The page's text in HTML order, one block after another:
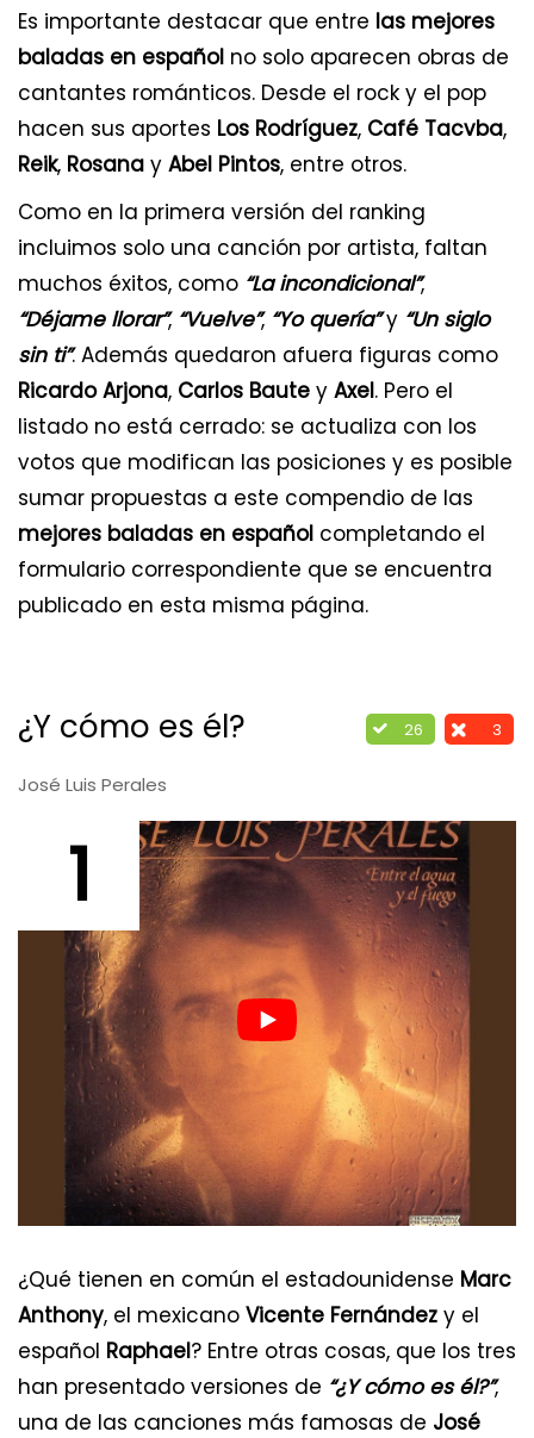
Es importante destacar que entre las mejores
baladas en español no solo aparecen obras de
cantantes románticos. Desde el rock y el pop
hacen sus aportes Los Rodríguez, Café Tacvba,
Reik, Rosana y Abel Pintos, entre otros.
Como en la primera versión del ranking
incluimos solo una canción por artista, faltan
muchos éxitos, como “La incondicional”,
“Déjame llorar”, “Vuelve”, “Yo quería”y “Un siglo
sin ti”. Además quedaron afuera figuras como
Ricardo Arjona, Carlos Baute y Axel. Pero el
listado no está cerrado: se actualiza con los
votos que modifican las posiciones y es posible
sumar propuestas a este compendio de las
mejores baladas en español completando el
formulario correspondiente que se encuentra
publicado en esta misma página.
26 3
¿Y cómo es él?
José Luis Perales
1
¿Qué tienen en común el estadounidense Marc
Anthony, el mexicano Vicente Fernández y el
español Raphael? Entre otras cosas, que los tres
han presentado versiones de “¿Y cómo es él?”,
una de las canciones más famosas de José